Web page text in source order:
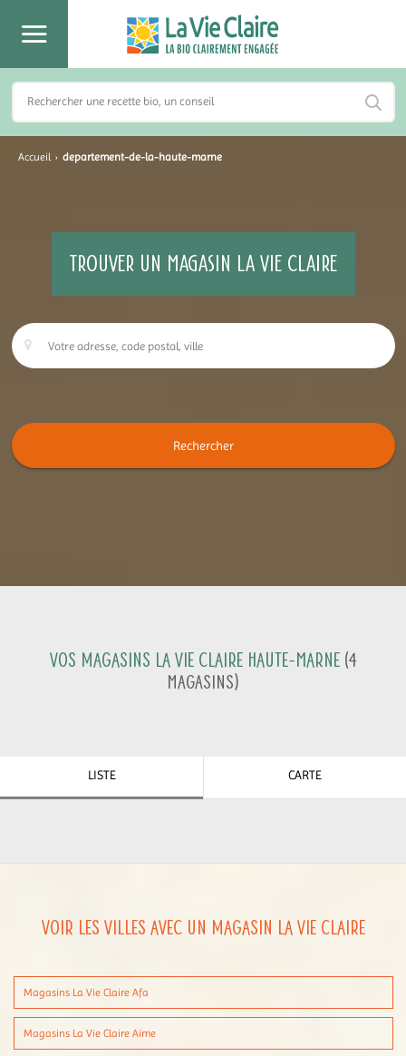
Accueil › departement-de-la-haute-marne
TROUVER UN MAGASIN LA VIE CLAIRE
Rechercher
Vos magasins La Vie Claire Haute-Marne (4
Magasins)
LISTE CARTE
Voir les villes avec un magasin La Vie Claire
Magasins La Vie Claire Afa
Magasins La Vie Claire Aime